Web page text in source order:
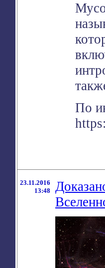
По
23.11.2016
13:48